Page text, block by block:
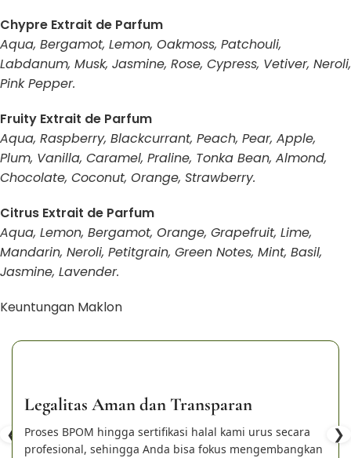
Chypre Extrait de Parfum
Aqua, Bergamot, Lemon, Oakmoss, Patchouli,
Labdanum, Musk, Jasmine, Rose, Cypress, Vetiver, Neroli,
Pink Pepper.
Fruity Extrait de Parfum
Aqua, Raspberry, Blackcurrant, Peach, Pear, Apple,
Plum, Vanilla, Caramel, Praline, Tonka Bean, Almond,
Chocolate, Coconut, Orange, Strawberry.
Citrus Extrait de Parfum
Aqua, Lemon, Bergamot, Orange, Grapefruit, Lime,
Mandarin, Neroli, Petitgrain, Green Notes, Mint, Basil,
Jasmine, Lavender.
Keuntungan Maklon
❮
Legalitas Aman dan Transparan
Proses BPOM hingga sertifikasi halal kami urus secara
profesional, sehingga Anda bisa fokus mengembangkan
❯